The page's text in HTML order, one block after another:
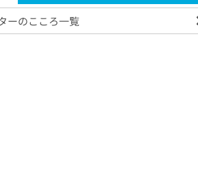
ーのこころ一覧